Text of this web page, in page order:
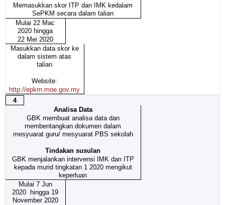
Memasukkan skor ITP dan IMK kedalam
SePKM secara dalam talian
Mulai 22 Mac
2020 hingga
22 Mei 2020
Masukkan data skor ke
dalam sistem atas
talian
Website:
http://epkm.moe.gov.my
4
Analisa Data
GBK membuat analisa data dan
membentangkan dokumen dalam
mesyuarat guru/ mesyuarat PBS sekolah
Tindakan susulan
GBK menjalankan intervensi IMK dan ITP
kepada murid tingkatan 1 2020 mengikut
keperluan
Mulai 7 Jun
2020 hingga 19
November 2020